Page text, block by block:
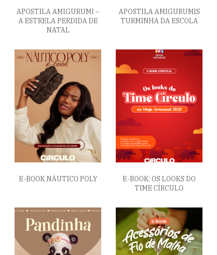
APOSTILA AMIGURUMI –
A ESTRELA PERDIDA DE
NATAL
APOSTILA AMIGURUMIS
TURMINHA DA ESCOLA
E-BOOK NÁUTICO POLY
E-BOOK: OS LOOKS DO
TIME CÍRCULO